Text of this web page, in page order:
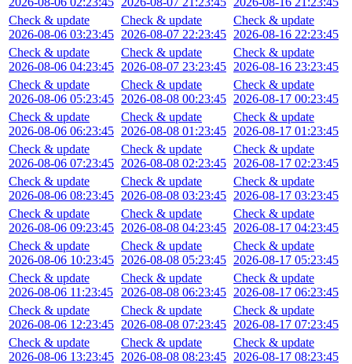
Check & update
2026-08-06 03:23:45
Check & update
2026-08-06 04:23:45
Check & update
2026-08-06 05:23:45
Check & update
2026-08-06 06:23:45
Check & update
2026-08-06 07:23:45
Check & update
2026-08-06 08:23:45
Check & update
2026-08-06 09:23:45
Check & update
2026-08-06 10:23:45
Check & update
2026-08-06 11:23:45
Check & update
2026-08-06 12:23:45
Check & update
2026-08-06 13:23:45
Check & update
2026-08-07 22:23:45
Check & update
2026-08-07 23:23:45
Check & update
2026-08-08 00:23:45
Check & update
2026-08-08 01:23:45
Check & update
2026-08-08 02:23:45
Check & update
2026-08-08 03:23:45
Check & update
2026-08-08 04:23:45
Check & update
2026-08-08 05:23:45
Check & update
2026-08-08 06:23:45
Check & update
2026-08-08 07:23:45
Check & update
2026-08-08 08:23:45
Check & update
2026-08-16 22:23:45
Check & update
2026-08-16 23:23:45
Check & update
2026-08-17 00:23:45
Check & update
2026-08-17 01:23:45
Check & update
2026-08-17 02:23:45
Check & update
2026-08-17 03:23:45
Check & update
2026-08-17 04:23:45
Check & update
2026-08-17 05:23:45
Check & update
2026-08-17 06:23:45
Check & update
2026-08-17 07:23:45
Check & update
2026-08-17 08:23:45